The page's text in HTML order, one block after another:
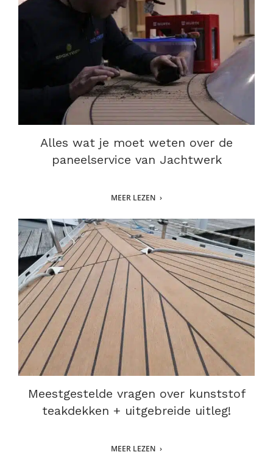
Alles wat je moet weten over de
paneelservice van Jachtwerk
MEER LEZEN
Meestgestelde vragen over kunststof
teakdekken + uitgebreide uitleg!
MEER LEZEN